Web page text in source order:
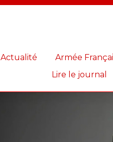
Actualité Armée
Lire le journal